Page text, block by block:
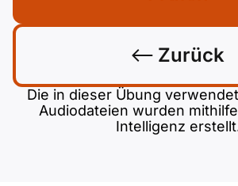
Zurück
Die in dieser Übung
Audiodateien wurden
Intelligenz